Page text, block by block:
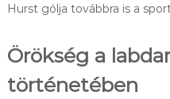
Hurst gólja továbbra is a
Örökség a
történetében